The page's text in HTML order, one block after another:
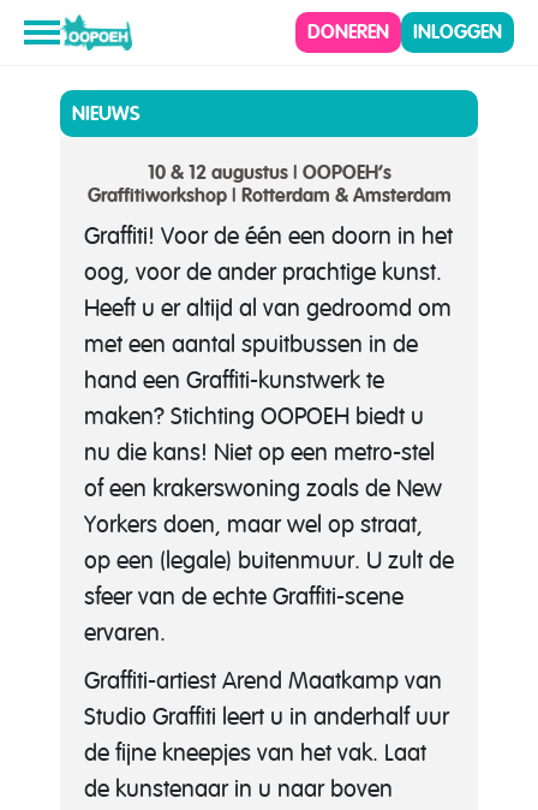
DONEREN INLOGGEN
NIEUWS
10 & 12 augustus | OOPOEH’s
Graffitiworkshop | Rotterdam & Amsterdam
Graffiti! Voor de één een doorn in het
oog, voor de ander prachtige kunst.
Heeft u er altijd al van gedroomd om
met een aantal spuitbussen in de
hand een Graffiti-kunstwerk te
maken? Stichting OOPOEH biedt u
nu die kans! Niet op een metro-stel
of een krakerswoning zoals de New
Yorkers doen, maar wel op straat,
op een (legale) buitenmuur. U zult de
sfeer van de echte Graffiti-scene
ervaren.
Graffiti-artiest Arend Maatkamp van
Studio Graffiti leert u in anderhalf uur
de fijne kneepjes van het vak. Laat
de kunstenaar in u naar boven